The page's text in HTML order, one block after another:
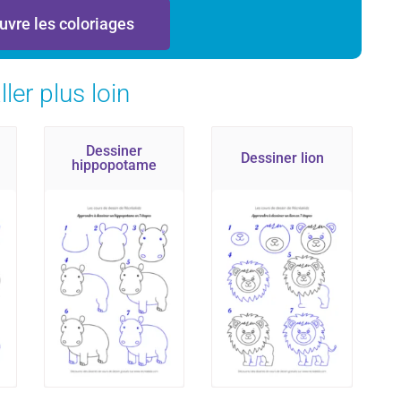
les coloriages
plus loin
Dessiner
hippopotame
Dessiner lion